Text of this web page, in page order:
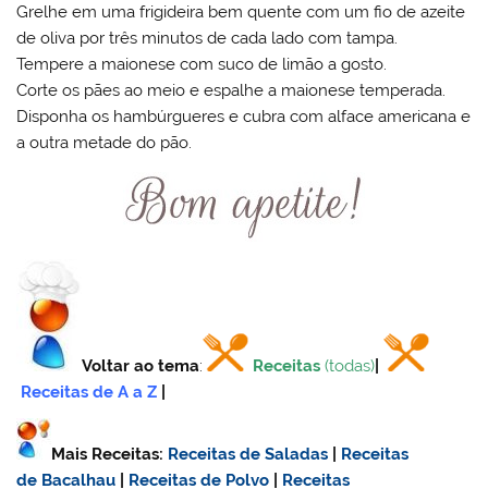
Grelhe em uma frigideira bem quente com um fio de azeite
de oliva por três minutos de cada lado com tampa.
Tempere a maionese com suco de limão a gosto.
Corte os pães ao meio e espalhe a maionese temperada.
Disponha os hambúrgueres e cubra com alface americana e
a outra metade do pão.
Voltar ao tema: Receitas (todas)
Receitas de A a Z
Mais Receitas: Receitas de Saladas
Receitas
de Bacalhau
Receitas de Polvo
Receitas